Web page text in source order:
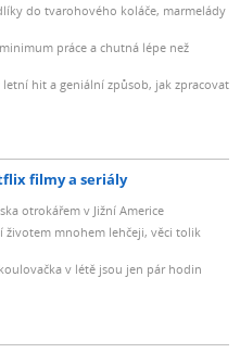
do tvarohového koláče, marmelády
práce a chutná lépe než
hit a geniální způsob, jak zpracovat
filmy a seriály
otrokářem v Jižní Americe
životem mnohem lehčeji, věci tolik
v létě jsou jen pár hodin